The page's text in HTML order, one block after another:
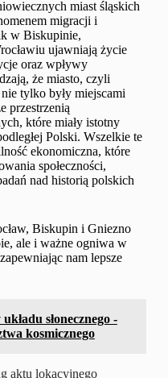
miast śląskich
migracji i
w Biskupinie,
ujawniają życie
oraz wpływy
że miasto, czyli
tylko były miejscami
przestrzenią
które miały istotny
Polski. Wszelkie te
ekonomiczna, które
społeczności,
nad historią polskich
Biskupin i Gniezno
ale i ważne ogniwa w
nam lepsze
słonecznego -
kosmicznego
aktu lokacyjnego